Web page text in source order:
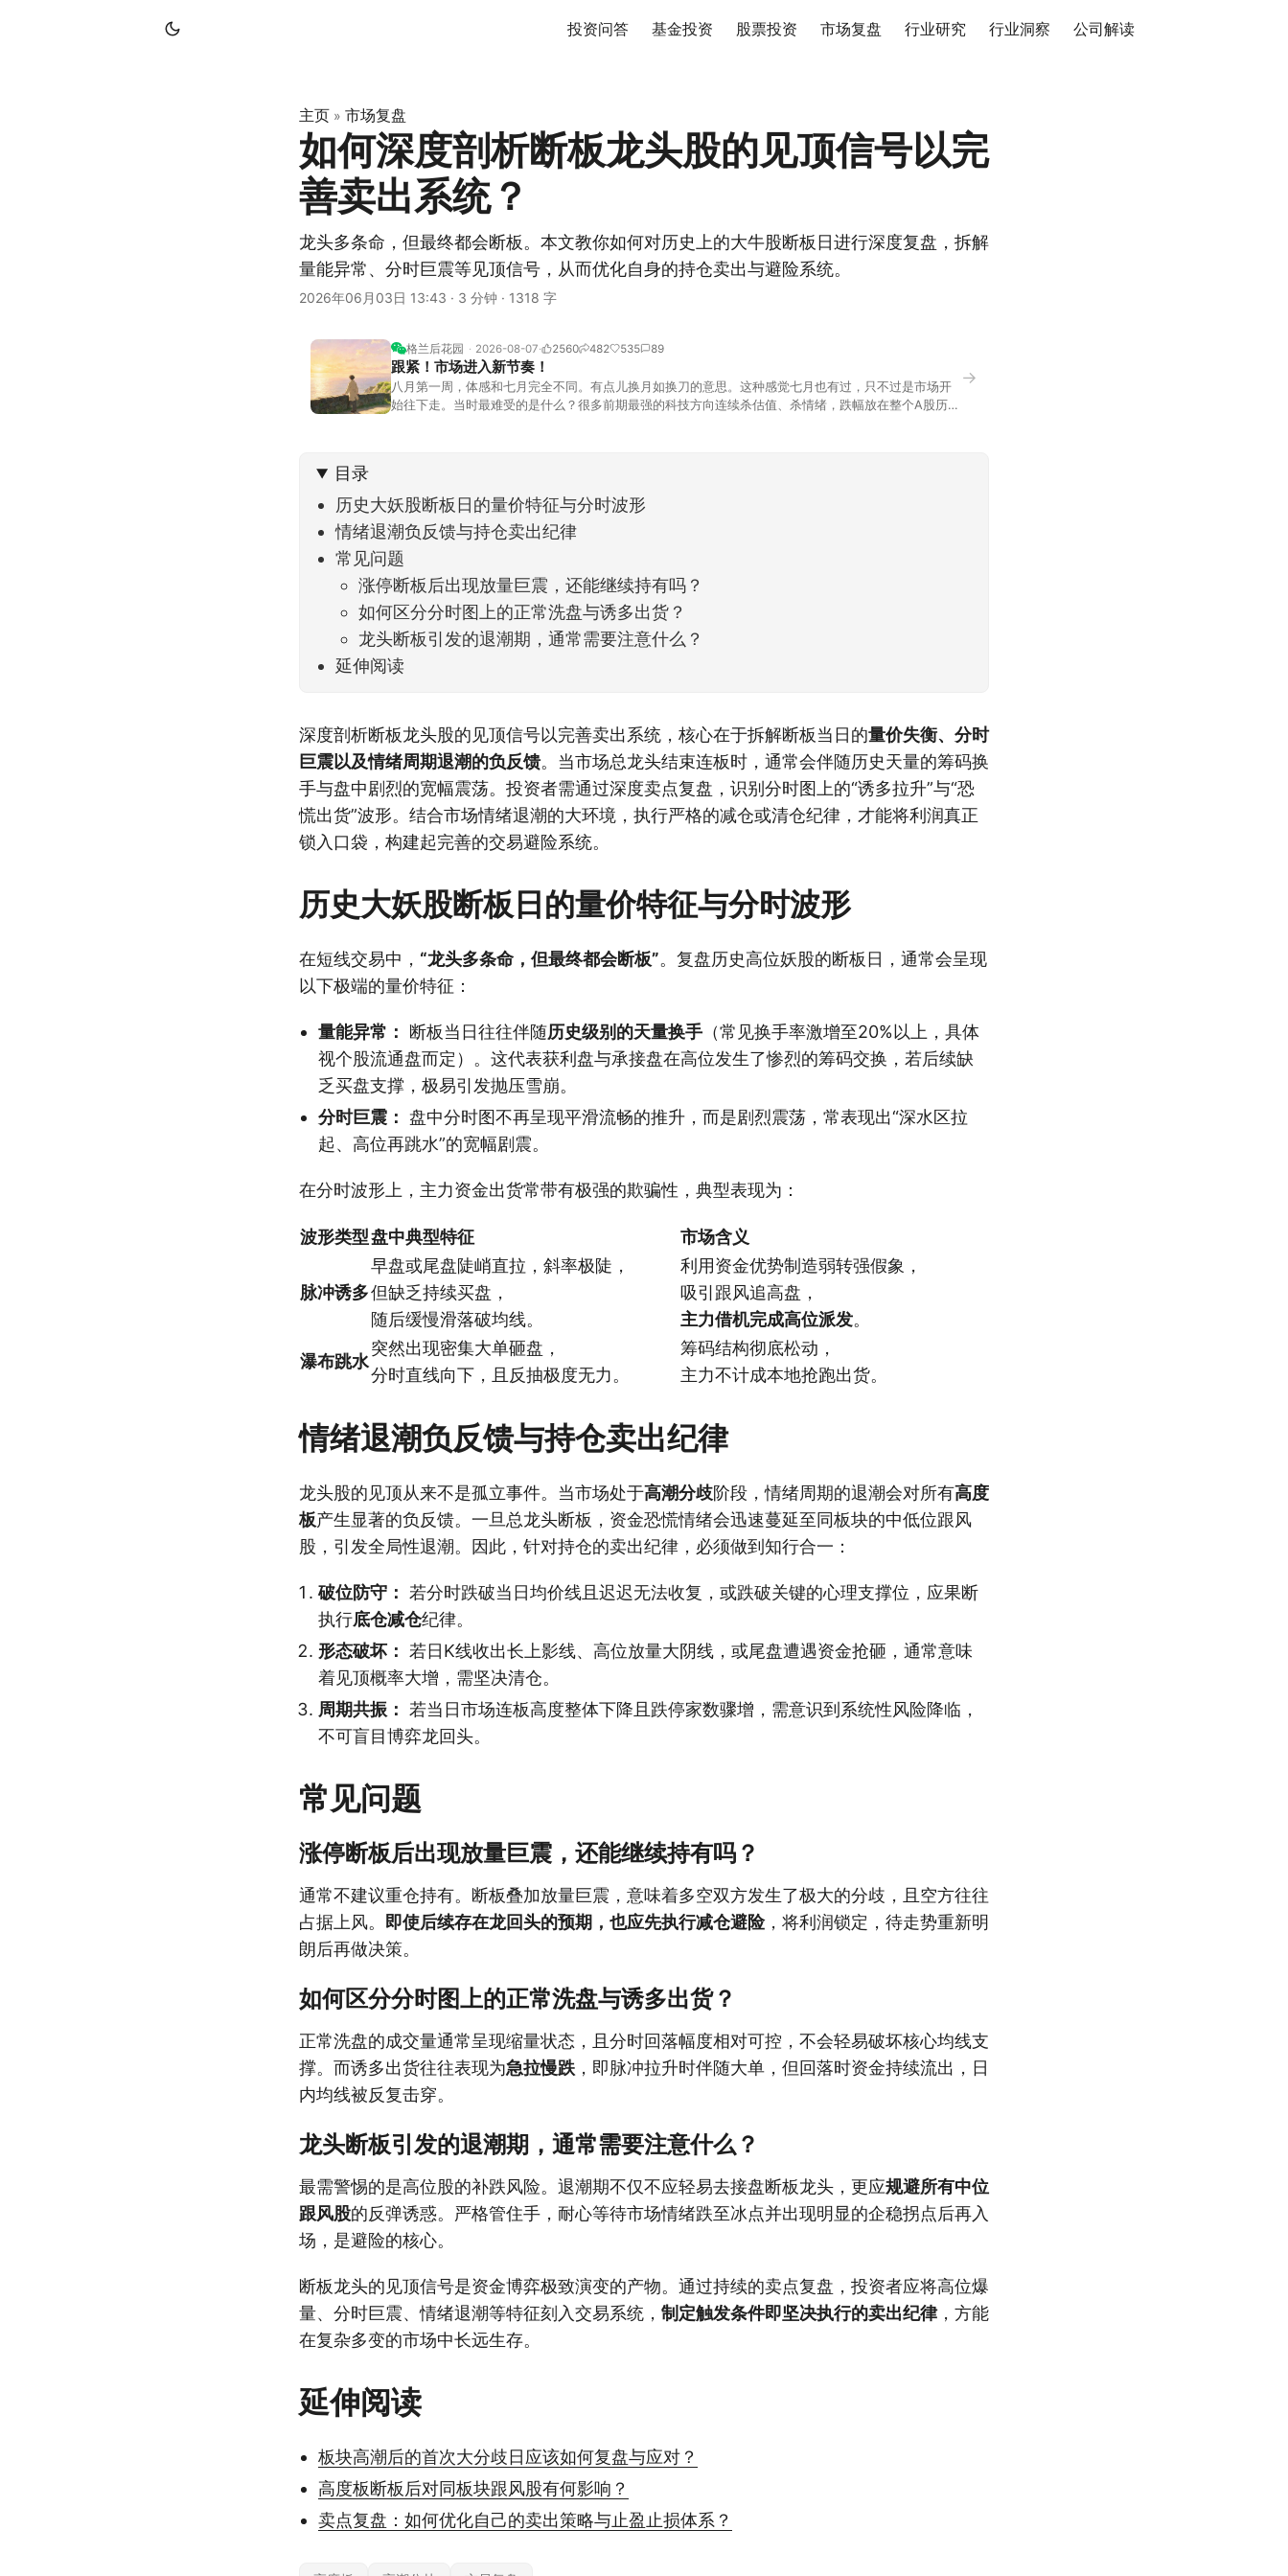
投资问答 基金投资 股票投资 市场复盘 行业研究 行业洞察 公司解读
主页 » 市场复盘
如何深度剖析断板龙头股的见顶信号以完
善卖出系统？
龙头多条命，但最终都会断板。本文教你如何对历史上的大牛股断板日进行深度复盘，拆解
量能异常、分时巨震等见顶信号，从而优化自身的持仓卖出与避险系统。
2026年06月03日 13:43 · 3 分钟 · 1318 字
格兰后花园 2026-08-07 2560 482 535 89
跟紧！市场进入新节奏！
八月第一周，体感和七月完全不同。有点儿换月如换刀的意思。这种感觉七月也有过，只不过是市场开
始往下走。当时最难受的是什么？很多前期最强的科技方向连续杀估值、杀情绪，跌幅放在整个A股历史
→
目录
历史大妖股断板日的量价特征与分时波形
情绪退潮负反馈与持仓卖出纪律
常见问题
涨停断板后出现放量巨震，还能继续持有吗？
如何区分分时图上的正常洗盘与诱多出货？
龙头断板引发的退潮期，通常需要注意什么？
延伸阅读
深度剖析断板龙头股的见顶信号以完善卖出系统，核心在于拆解断板当日的量价失衡、分时
巨震以及情绪周期退潮的负反馈。当市场总龙头结束连板时，通常会伴随历史天量的筹码换
手与盘中剧烈的宽幅震荡。投资者需通过深度卖点复盘，识别分时图上的“诱多拉升”与“恐
慌出货”波形。结合市场情绪退潮的大环境，执行严格的减仓或清仓纪律，才能将利润真正
锁入口袋，构建起完善的交易避险系统。
历史大妖股断板日的量价特征与分时波形
在短线交易中， “龙头多条命，但最终都会断板”。复盘历史高位妖股的断板日，通常会呈现
以下极端的量价特征：
量能异常： 断板当日往往伴随历史级别的天量换手 （常见换手率激增至20%以上，具体
视个股流通盘而定）。这代表获利盘与承接盘在高位发生了惨烈的筹码交换，若后续缺
乏买盘支撑，极易引发抛压雪崩。
分时巨震： 盘中分时图不再呈现平滑流畅的推升，而是剧烈震荡，常表现出“深水区拉
起、高位再跳水”的宽幅剧震。
在分时波形上，主力资金出货常带有极强的欺骗性，典型表现为：
波形类型盘中典型特征 市场含义
脉冲诱多
早盘或尾盘陡峭直拉，斜率极陡，
但缺乏持续买盘，
随后缓慢滑落破均线。
利用资金优势制造弱转强假象，
吸引跟风追高盘，
主力借机完成高位派发。
瀑布跳水
突然出现密集大单砸盘，
分时直线向下，且反抽极度无力。
筹码结构彻底松动，
主力不计成本地抢跑出货。
情绪退潮负反馈与持仓卖出纪律
龙头股的见顶从来不是孤立事件。当市场处于高潮分歧阶段，情绪周期的退潮会对所有高度
板产生显著的负反馈。一旦总龙头断板，资金恐慌情绪会迅速蔓延至同板块的中低位跟风
股，引发全局性退潮。因此，针对持仓的卖出纪律，必须做到知行合一：
破位防守：
若分时跌破当日均价线且迟迟无法收复，或跌破关键的心理支撑位，应果断
执行底仓减仓纪律。
形态破坏：
若日K线收出长上影线、高位放量大阴线，或尾盘遭遇资金抢砸，通常意味
着见顶概率大增，需坚决清仓。
周期共振：
若当日市场连板高度整体下降且跌停家数骤增，需意识到系统性风险降临，
不可盲目博弈龙回头。
常见问题
涨停断板后出现放量巨震，还能继续持有吗？
通常不建议重仓持有。断板叠加放量巨震，意味着多空双方发生了极大的分歧，且空方往往
占据上风。 即使后续存在龙回头的预期，也应先执行减仓避险，将利润锁定，待走势重新明
朗后再做决策。
如何区分分时图上的正常洗盘与诱多出货？
正常洗盘的成交量通常呈现缩量状态，且分时回落幅度相对可控，不会轻易破坏核心均线支
撑。而诱多出货往往表现为急拉慢跌 ，即脉冲拉升时伴随大单，但回落时资金持续流出，日
内均线被反复击穿。
龙头断板引发的退潮期，通常需要注意什么？
最需警惕的是高位股的补跌风险。退潮期不仅不应轻易去接盘断板龙头，更应规避所有中位
跟风股的反弹诱惑。严格管住手，耐心等待市场情绪跌至冰点并出现明显的企稳拐点后再入
场，是避险的核心。
断板龙头的见顶信号是资金博弈极致演变的产物。通过持续的卖点复盘，投资者应将高位爆
量、分时巨震、情绪退潮等特征刻入交易系统， 制定触发条件即坚决执行的卖出纪律，方能
在复杂多变的市场中长远生存。
延伸阅读
板块高潮后的首次大分歧日应该如何复盘与应对？
高度板断板后对同板块跟风股有何影响？
卖点复盘：如何优化自己的卖出策略与止盈止损体系？